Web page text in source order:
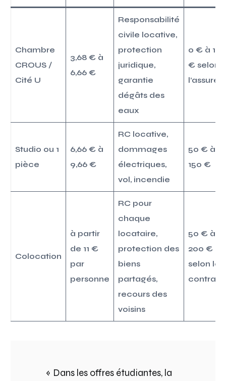
Chambre
CROUS /
Cité U
3,68 € à
6,66 €
Responsabilité
civile locative,
protection
juridique,
garantie
dégâts des
eaux
0 € à
€ selon
Studio ou 1
pièce
6,66 € à
9,66 €
RC locative,
dommages
électriques,
vol, incendie
50 € à
150 €
Colocation
à partir
de 11 €
par
personne
RC pour
chaque
locataire,
protection des
biens
partagés,
recours des
voisins
50 € à
200 €
selon le
contrat
« Dans les offres étudiantes, la